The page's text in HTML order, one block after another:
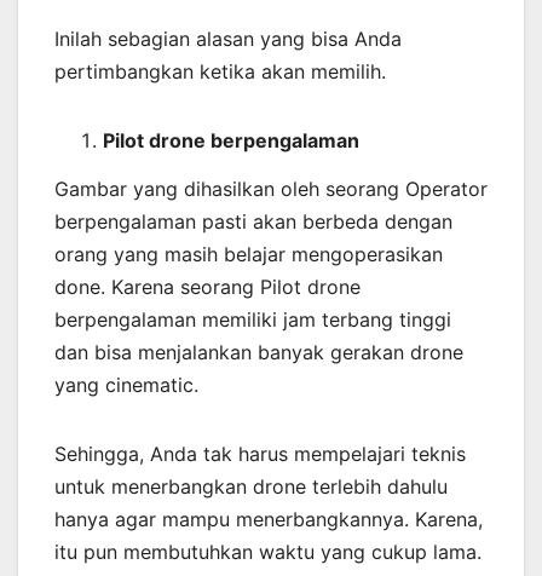
Inilah sebagian alasan yang bisa Anda
pertimbangkan ketika akan memilih.
Pilot drone berpengalaman
Gambar yang dihasilkan oleh seorang Operator
berpengalaman pasti akan berbeda dengan
orang yang masih belajar mengoperasikan
done. Karena seorang Pilot drone
berpengalaman memiliki jam terbang tinggi
dan bisa menjalankan banyak gerakan drone
yang cinematic.
Sehingga, Anda tak harus mempelajari teknis
untuk menerbangkan drone terlebih dahulu
hanya agar mampu menerbangkannya. Karena,
itu pun membutuhkan waktu yang cukup lama.